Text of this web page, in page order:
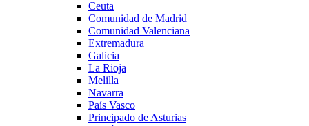
Ceuta
Comunidad de Madrid
Comunidad Valenciana
Extremadura
Galicia
La Rioja
Melilla
Navarra
País Vasco
Principado de Asturias